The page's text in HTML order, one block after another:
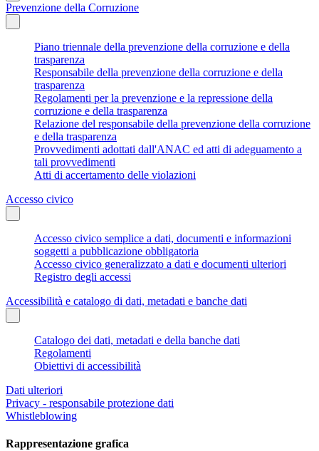
Prevenzione della Corruzione
Piano triennale della prevenzione della corruzione e della
trasparenza
Responsabile della prevenzione della corruzione e della
trasparenza
Regolamenti per la prevenzione e la repressione della
corruzione e della trasparenza
Relazione del responsabile della prevenzione della corruzione
e della trasparenza
Provvedimenti adottati dall'ANAC ed atti di adeguamento a
tali provvedimenti
Atti di accertamento delle violazioni
Accesso civico
Accesso civico semplice a dati, documenti e informazioni
soggetti a pubblicazione obbligatoria
Accesso civico generalizzato a dati e documenti ulteriori
Registro degli accessi
Accessibilità e catalogo di dati, metadati e banche dati
Catalogo dei dati, metadati e della banche dati
Regolamenti
Obiettivi di accessibilità
Dati ulteriori
Privacy - responsabile protezione dati
Whistleblowing
Rappresentazione grafica